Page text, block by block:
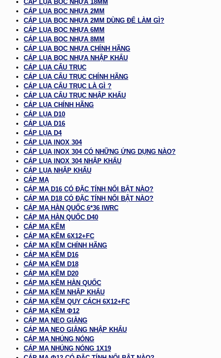
CÁP LỤA BỌC NHỰA 18MM
CÁP LỤA BỌC NHỰA 2MM
CÁP LỤA BỌC NHỰA 2MM DÙNG ĐỂ LÀM GÌ?
CÁP LỤA BỌC NHỰA 6MM
CÁP LỤA BỌC NHỰA 8MM
CÁP LỤA BỌC NHỰA CHÍNH HÃNG
CÁP LỤA BỌC NHỰA NHẬP KHẨU
CÁP LỤA CẨU TRỤC
CÁP LỤA CẨU TRỤC CHÍNH HÃNG
CÁP LỤA CẨU TRỤC LÀ GÌ ?
CÁP LỤA CẨU TRỤC NHẬP KHẨU
CÁP LỤA CHÍNH HÃNG
CÁP LỤA D10
CÁP LỤA D16
CÁP LỤA D4
CÁP LỤA INOX 304
CÁP LỤA INOX 304 CÓ NHỮNG ỨNG DỤNG NÀO?
CÁP LỤA INOX 304 NHẬP KHẨU
CÁP LỤA NHẬP KHẨU
CÁP MẠ
CÁP MẠ D16 CÓ ĐẶC TÍNH NỔI BẬT NÀO?
CÁP MẠ D18 CÓ ĐẶC TÍNH NỔI BẬT NÀO?
CÁP MẠ HÀN QUỐC 6*36 IWRC
CÁP MẠ HÀN QUỐC D40
CÁP MẠ KẼM
CÁP MẠ KẼM 6X12+FC
CÁP MẠ KẼM CHÍNH HÃNG
CÁP MẠ KẼM D16
CÁP MẠ KẼM D18
CÁP MẠ KẼM D20
CÁP MẠ KẼM HÀN QUỐC
CÁP MẠ KẼM NHẬP KHẨU
CÁP MẠ KẼM QUY CÁCH 6X12+FC
CÁP MẠ KẼM Φ12
CÁP MẠ NEO GIẰNG
CÁP MẠ NEO GIẰNG NHẬP KHẨU
CÁP MẠ NHÚNG NÓNG
CÁP MẠ NHÚNG NÓNG 1X19